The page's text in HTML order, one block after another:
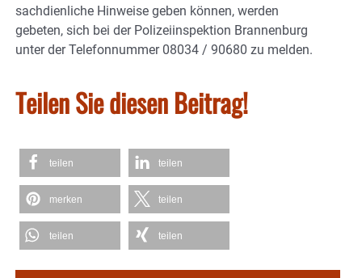
sachdienliche Hinweise geben können, werden
gebeten, sich bei der Polizeiinspektion Brannenburg
unter der Telefonnummer 08034 / 90680 zu melden.
Teilen Sie diesen Beitrag!
teilen teilen
merken teilen
teilen teilen